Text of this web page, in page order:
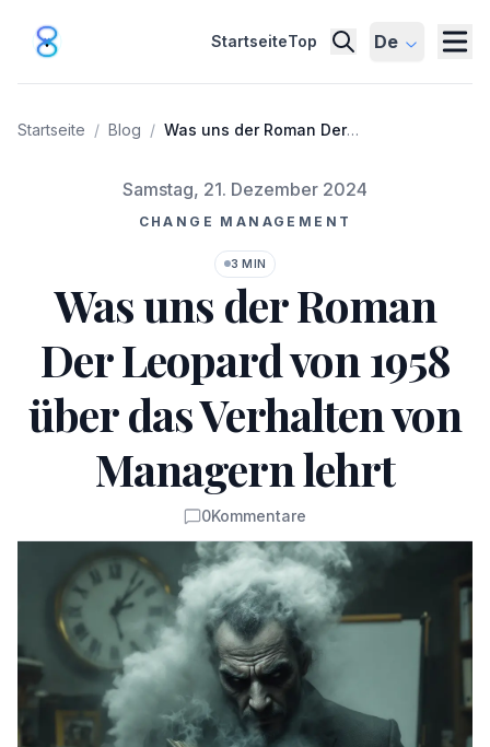
StartseiteTop De
Startseite / Blog / Was uns der Roman Der
lehrt
Veröffentlicht am
Samstag, 21. Dezember 2024
CHANGE MANAGEMENT
3 MIN
Was uns der Roman
Der Leopard von 1958
über das Verhalten von
Managern lehrt
0Kommentare
Kommentare